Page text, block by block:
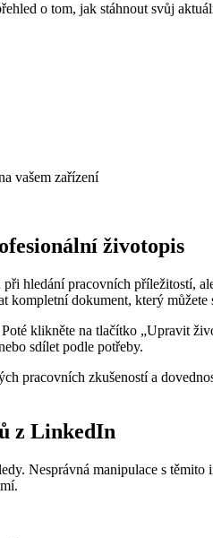
o tom, jak stáhnout svůj
vašem zařízení
životopis
hledání pracovních příležitostí,
dokument, který můžete
klikněte na tlačítko „Upravit
sdílet podle potřeby.
pracovních zkušeností a
z LinkedIn
Nesprávná manipulace s